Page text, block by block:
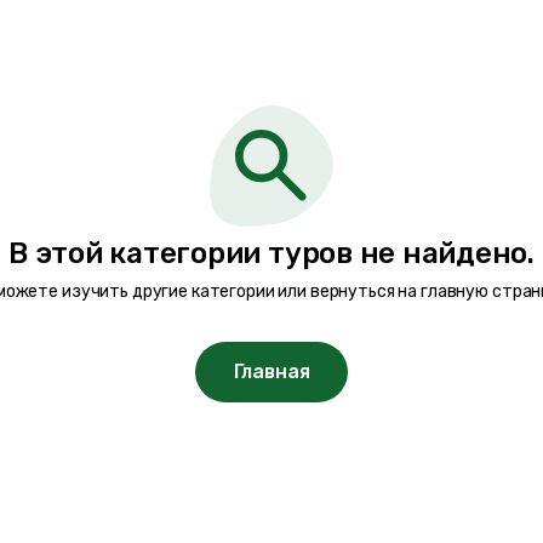
В этой категории туров не найдено.
изучить другие категории или вернуться на главную
Главная